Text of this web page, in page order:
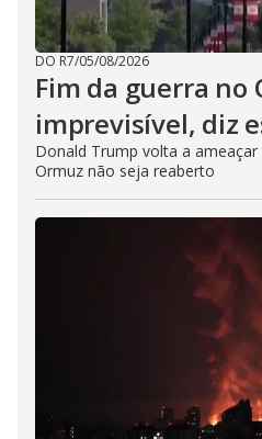
DO R7/05/08/2026
Fim da guerra no
imprevisível, diz
Donald Trump volta a
Ormuz não seja reaberto